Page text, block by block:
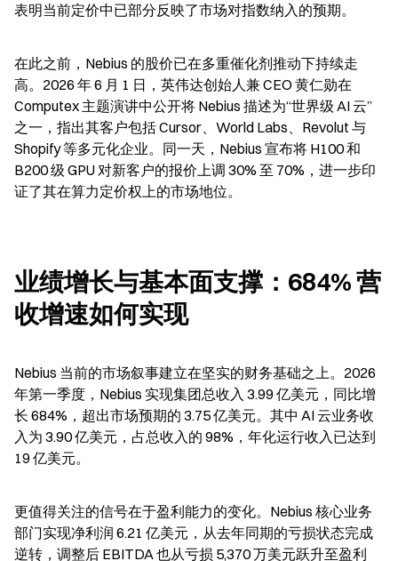
表明当前定价中已部分反映了市场对指数纳入的预期。
在此之前，Nebius 的股价已在多重催化剂推动下持续走
高。2026 年 6 月 1 日，英伟达创始人兼 CEO 黄仁勋在
Computex 主题演讲中公开将 Nebius 描述为“世界级 AI 云”
之一，指出其客户包括 Cursor、World Labs、Revolut 与
Shopify 等多元化企业。同一天，Nebius 宣布将 H100 和
B200 级 GPU 对新客户的报价上调 30% 至 70%，进一步印
证了其在算力定价权上的市场地位。
业绩增长与基本面支撑：684% 营
收增速如何实现
Nebius 当前的市场叙事建立在坚实的财务基础之上。2026
年第一季度，Nebius 实现集团总收入 3.99 亿美元，同比增
长 684%，超出市场预期的 3.75 亿美元。其中 AI 云业务收
入为 3.90 亿美元，占总收入的 98%，年化运行收入已达到
19 亿美元。
更值得关注的信号在于盈利能力的变化。Nebius 核心业务
部门实现净利润 6.21 亿美元，从去年同期的亏损状态完成
逆转，调整后 EBITDA 也从亏损 5,370 万美元跃升至盈利